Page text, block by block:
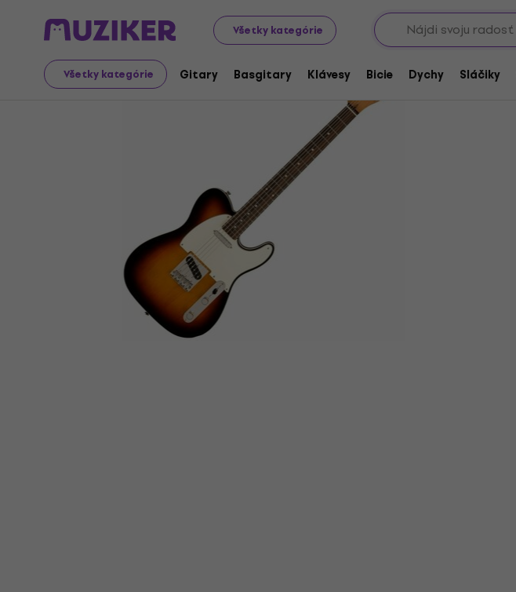
Všetky kategórie
Všetky kategórie Gitary Basgitary Klávesy Bicie Dychy Sláčiky
Hudobné nástroje Gitary Elektrické gitary T-Modely
Ukončený predaj